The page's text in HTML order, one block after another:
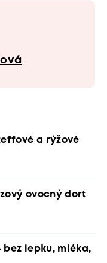
a rýžové
ovocný dort
bez lepku, mléka,